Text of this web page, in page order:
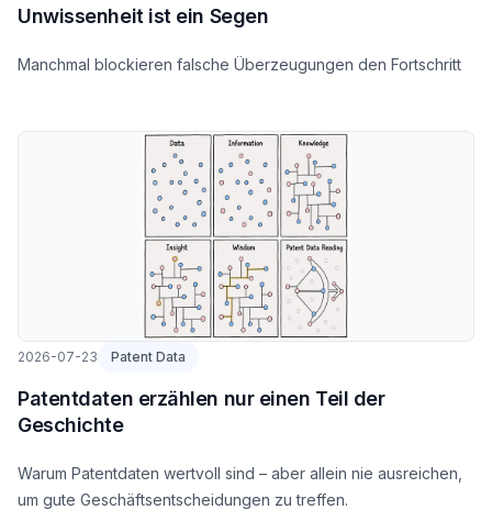
Unwissenheit ist ein Segen
Manchmal blockieren falsche Überzeugungen den Fortschritt
2026-07-23 Patent Data
Patentdaten erzählen nur einen Teil der
Geschichte
Warum Patentdaten wertvoll sind – aber allein nie ausreichen,
um gute Geschäftsentscheidungen zu treffen.